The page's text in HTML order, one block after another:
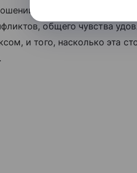
между родителями на
общего чувства
и того, насколько эта